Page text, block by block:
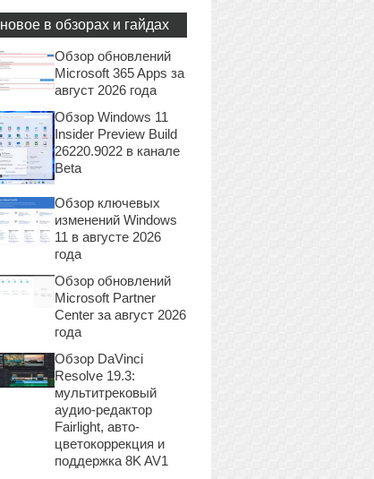
новое в обзорах и гайдах
Обзор обновлений
Microsoft 365 Apps за
август 2026 года
Обзор Windows 11
Insider Preview Build
26220.9022 в канале
Beta
Обзор ключевых
изменений Windows
11 в августе 2026
года
Обзор обновлений
Microsoft Partner
Center за август 2026
года
Обзор DaVinci
Resolve 19.3:
мультитрековый
аудио-редактор
Fairlight, авто-
цветокоррекция и
поддержка 8K AV1